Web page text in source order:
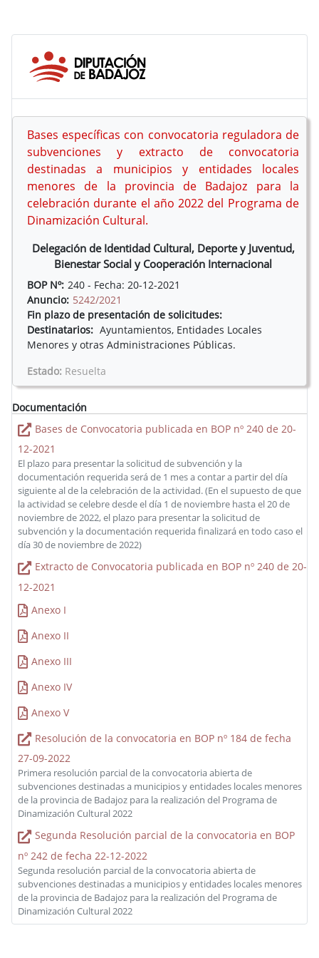
Bases específicas con convocatoria reguladora de
subvenciones y extracto de convocatoria
destinadas a municipios y entidades locales
menores de la provincia de Badajoz para la
celebración durante el año 2022 del Programa de
Dinamización Cultural.
Delegación de Identidad Cultural, Deporte y Juventud,
Bienestar Social y Cooperación Internacional
BOP Nº: 240 - Fecha: 20-12-2021
Anuncio: 5242/2021
Fin plazo de presentación de solicitudes:
Destinatarios: Ayuntamientos, Entidades Locales
Menores y otras Administraciones Públicas.
Estado: Resuelta
Documentación
Bases de Convocatoria publicada en BOP nº 240 de 20-
12-2021
El plazo para presentar la solicitud de subvención y la
documentación requerida será de 1 mes a contar a partir del día
siguiente al de la celebración de la actividad. (En el supuesto de que
la actividad se celebre desde el día 1 de noviembre hasta el 20 de
noviembre de 2022, el plazo para presentar la solicitud de
subvención y la documentación requerida finalizará en todo caso el
día 30 de noviembre de 2022)
Extracto de Convocatoria publicada en BOP nº 240 de 20-
12-2021
Anexo I
Anexo II
Anexo III
Anexo IV
Anexo V
Resolución de la convocatoria en BOP nº 184 de fecha
27-09-2022
Primera resolución parcial de la convocatoria abierta de
subvenciones destinadas a municipios y entidades locales menores
de la provincia de Badajoz para la realización del Programa de
Dinamización Cultural 2022
Segunda Resolución parcial de la convocatoria en BOP
nº 242 de fecha 22-12-2022
Segunda resolución parcial de la convocatoria abierta de
subvenciones destinadas a municipios y entidades locales menores
de la provincia de Badajoz para la realización del Programa de
Dinamización Cultural 2022